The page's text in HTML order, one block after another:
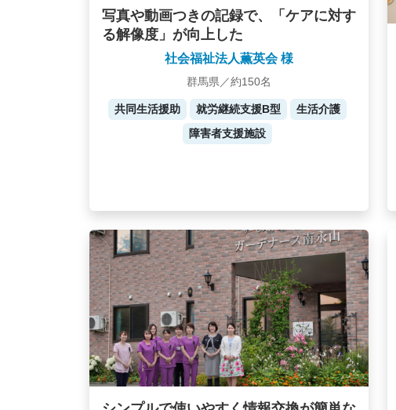
写真や動画つきの記録で、「ケアに対す
る解像度」が向上した
社会福祉法人薫英会 様
群馬県／約150名
共同生活援助 就労継続支援B型
生活介護
障害者支援施設